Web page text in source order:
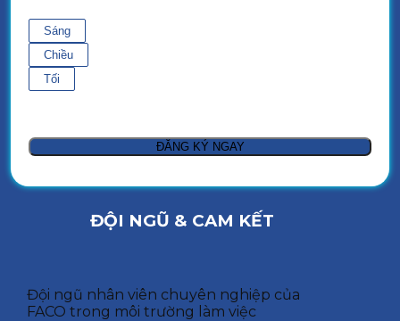
Sáng
Chiều
Tối
ĐỘI NGŨ & CAM KẾT
Đội ngũ nhân viên chuyên nghiệp của
FACO trong môi trường làm việc